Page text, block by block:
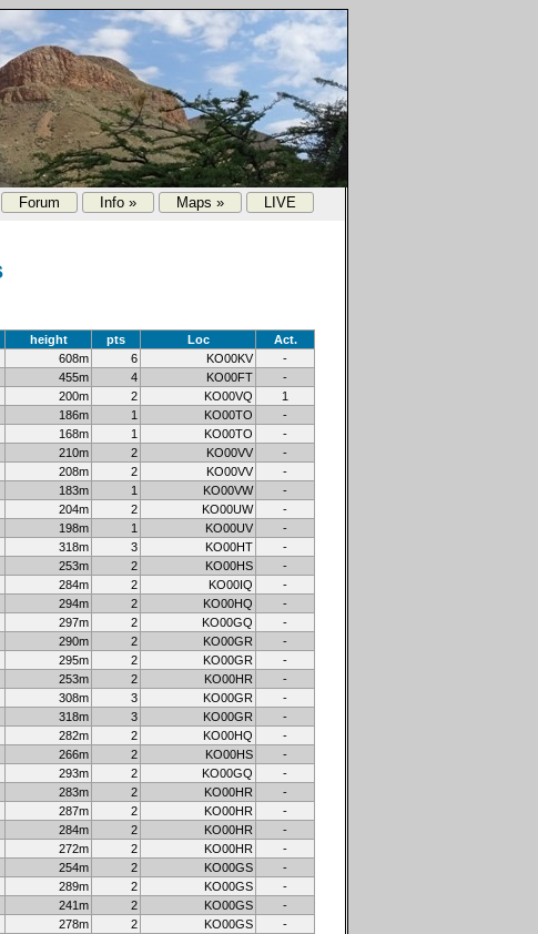
Forum Info » Maps » LIVE
height pts Loc
Act.
608m 6 KO00KV
-
455m 4 KO00FT
-
200m 2 KO00VQ
1
186m 1 KO00TO
-
168m 1 KO00TO
-
210m 2 KO00VV
-
208m 2 KO00VV
-
183m 1 KO00VW
-
204m 2 KO00UW
-
198m 1 KO00UV
-
318m 3 KO00HT
-
253m 2 KO00HS
-
284m 2 KO00IQ
-
294m 2 KO00HQ
-
297m 2 KO00GQ
-
290m 2 KO00GR
-
295m 2 KO00GR
-
253m 2 KO00HR
-
308m 3 KO00GR
-
318m 3 KO00GR
-
282m 2 KO00HQ
-
266m 2 KO00HS
-
293m 2 KO00GQ
-
283m 2 KO00HR
-
287m 2 KO00HR
-
284m 2 KO00HR
-
272m 2 KO00HR
-
254m 2 KO00GS
-
289m 2 KO00GS
-
241m 2 KO00GS
-
278m 2 KO00GS
-